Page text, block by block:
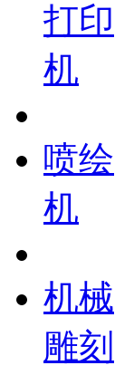
打印
机
喷绘
机
机械
雕刻